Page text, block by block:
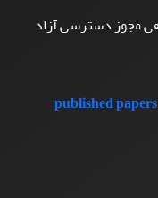
مجوز دسترسی آزاد
published papers